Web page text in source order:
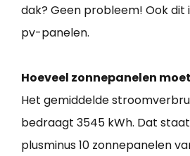
dak? Geen probleem! Ook dit
pv-panelen.
Hoeveel zonnepanelen
Het gemiddelde
bedraagt 3545 kWh. Dat
plusminus 10 zonnepanelen